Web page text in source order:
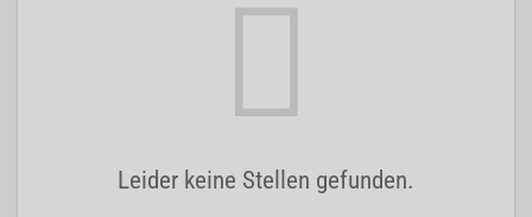
Leider keine Stellen gefunden.